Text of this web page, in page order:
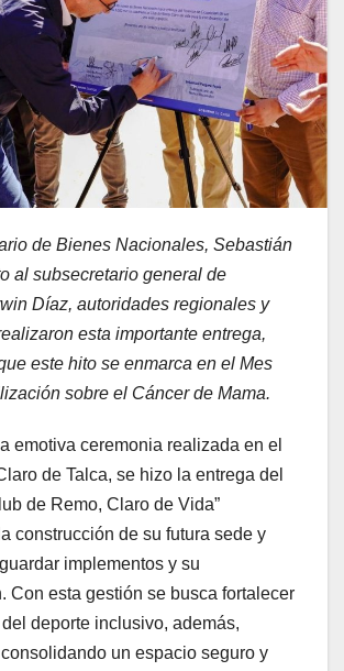
de Bienes Nacionales, Sebastián
al subsecretario general de
Díaz, autoridades regionales y
esta importante entrega,
este hito se enmarca en el Mes
sobre el Cáncer de Mama.
emotiva ceremonia realizada en el
de Talca, se hizo la entrega del
de Remo, Claro de Vida”
construcción de su futura sede y
implementos y su
Con esta gestión se busca fortalecer
deporte inclusivo, además,
un espacio seguro y